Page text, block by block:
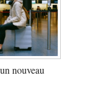
nouveau